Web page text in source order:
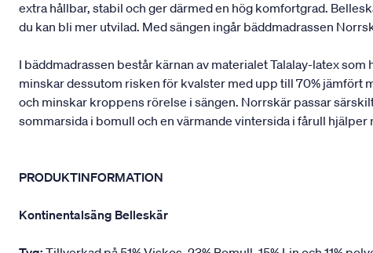
extra hållbar, stabil och ger därmed en hög komfortgrad.
du kan bli mer utvilad. Med sängen ingår bäddmadrassen
I bäddmadrassen består kärnan av materialet Talalay-latex
minskar dessutom risken för kvalster med upp till 70% jämfört
och minskar kroppens rörelse i sängen. Norrskär passar
sommarsida i bomull och en värmande vintersida i fårull
PRODUKTINFORMATION
Kontinentalsäng Belleskär